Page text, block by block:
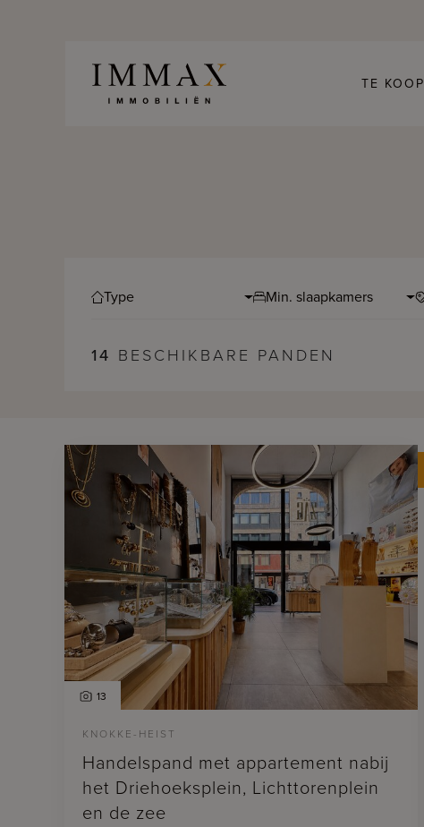
TE KOOP
Type Min. slaapkamers
14 BESCHIKBARE PANDEN
13
KNOKKE-HEIST
Handelspand met appartement nabij
het Driehoeksplein, Lichttorenplein
en de zee